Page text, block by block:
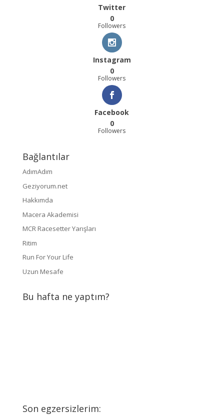
Twitter
0
Followers
Instagram
0
Followers
Facebook
0
Followers
Bağlantılar
AdımAdım
Geziyorum.net
Hakkımda
Macera Akademisi
MCR Racesetter Yarışları
Ritim
Run For Your Life
Uzun Mesafe
Bu hafta ne yaptım?
Son egzersizlerim: